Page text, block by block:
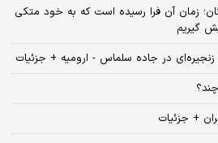
زمان آن فرا رسیده است که به خود متکی
گیریم
+ جزئیات